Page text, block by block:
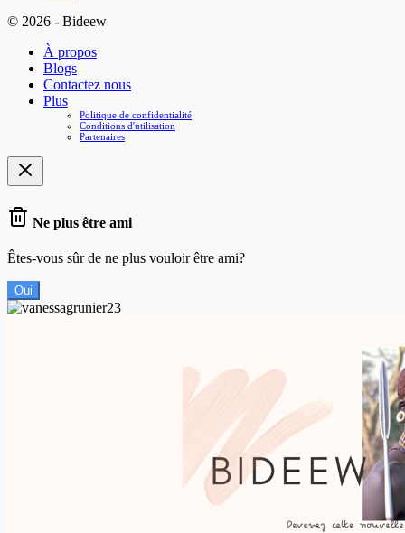
© 2026 - Bideew
À propos
Blogs
Contactez nous
Plus
Politique de confidentialité
Conditions d'utilisation
Partenaires
Ne plus être ami
Êtes-vous sûr de ne plus vouloir être ami?
Oui